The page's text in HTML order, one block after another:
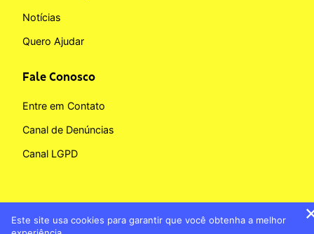
Notícias
Quero Ajudar
Fale Conosco
Entre em Contato
Canal de Denúncias
Canal LGPD
Este site usa cookies para garantir que você obtenha a melhor